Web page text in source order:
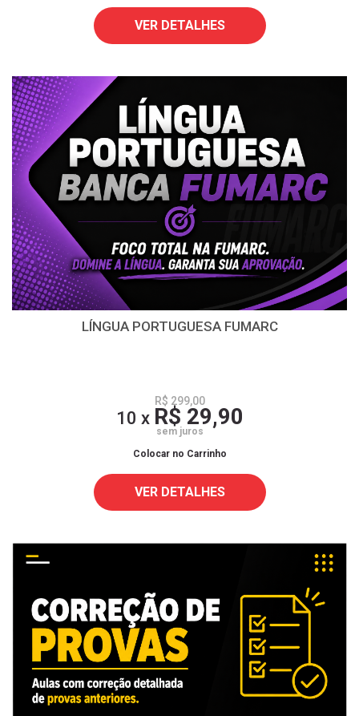
VER DETALHES
LÍNGUA PORTUGUESA FUMARC
R$ 299,00
10 x R$ 29,90
sem juros
Colocar no Carrinho
VER DETALHES